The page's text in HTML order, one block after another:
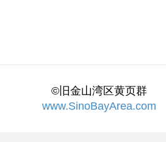
©旧金山湾区黄页群
www.SinoBayArea.com